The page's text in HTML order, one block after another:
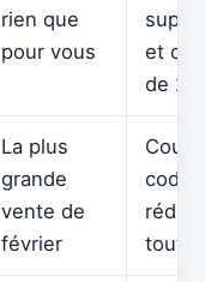
rien que
pour vous
et
de 2
La plus
grande
vente de
février
tout